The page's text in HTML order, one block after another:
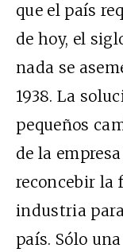
que el país
de hoy, el
nada se
1938. La
pequeños
de la
reconcebir la
industria
país. Sólo